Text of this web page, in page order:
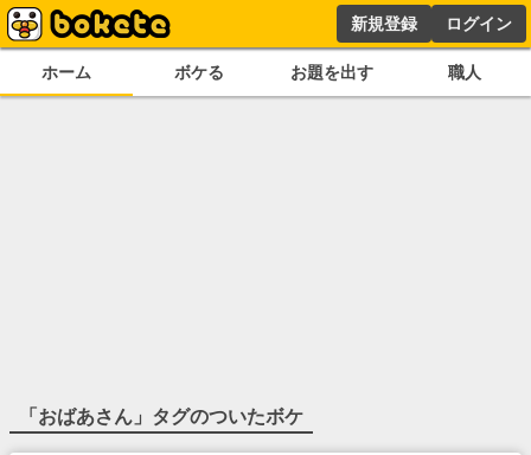
新規登録 ログイン
ホーム ボケる お題を出す 職人
「おばあさん 」タグのついたボケ